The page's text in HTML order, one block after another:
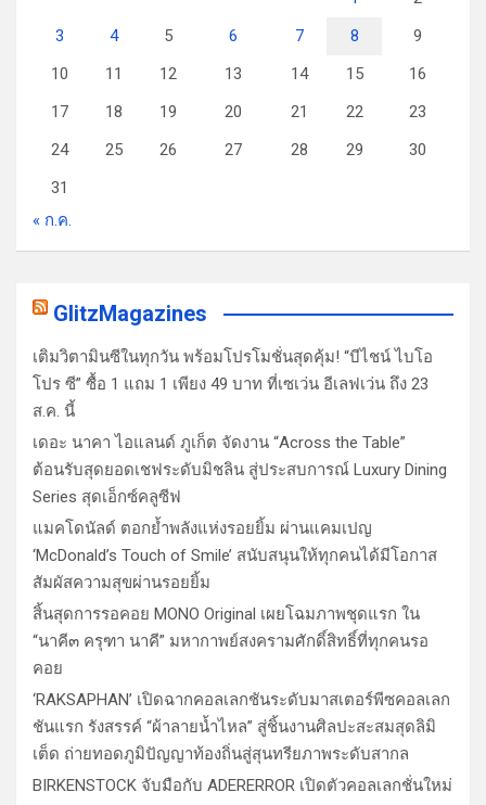
3
4 5 6 7 8
9
10
11 12 13 14 15
16
17
18 19 20 21 22
23
24
25 26 27 28 29
30
31
« ก.ค.
GlitzMagazines
เติมวิตามินซีในทุกวัน พร้อมโปรโมชั่นสุดคุ้ม! “บีไชน์ ไบโอ
โปร ซี” ซื้อ 1 แถม 1 เพียง 49 บาท ที่เซเว่น อีเลฟเว่น ถึง 23
ส.ค. นี้
เดอะ นาคา ไอแลนด์ ภูเก็ต จัดงาน “Across the Table”
ต้อนรับสุดยอดเชฟระดับมิชลิน สู่ประสบการณ์ Luxury Dining
Series สุดเอ็กซ์คลูซีฟ
แมคโดนัลด์ ตอกย้ำพลังแห่งรอยยิ้ม ผ่านแคมเปญ
‘McDonald’s Touch of Smile’ สนับสนุนให้ทุกคนได้มีโอกาส
สัมผัสความสุขผ่านรอยยิ้ม
สิ้นสุดการรอคอย MONO Original เผยโฉมภาพชุดแรก ใน
“นาคี๓ ครุฑา นาคี” มหากาพย์สงครามศักดิ์สิทธิ์ที่ทุกคนรอ
คอย
‘RAKSAPHAN’ เปิดฉากคอลเลกชันระดับมาสเตอร์พีซคอลเลก
ชันแรก รังสรรค์ “ผ้าลายน้ำไหล” สู่ชิ้นงานศิลปะสะสมสุดลิมิ
เต็ด ถ่ายทอดภูมิปัญญาท้องถิ่นสู่สุนทรียภาพระดับสากล
BIRKENSTOCK จับมือกับ ADERERROR เปิดตัวคอลเลกชั่นใหม่